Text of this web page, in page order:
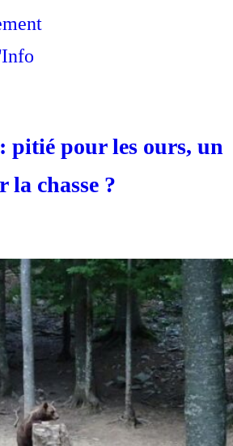
pitié pour les ours, un
la chasse ?